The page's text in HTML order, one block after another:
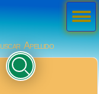
Apellido
Men
ú